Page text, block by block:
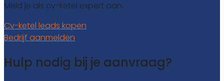
Meld je als cv-ketel expert aan.
Cv-ketel leads kopen
Bedrijf aanmelden
Hulp nodig bij je aanvraag?